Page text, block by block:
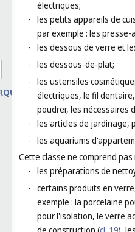
électriques;
- les petits appareils de
par exemple : les
- les dessous de verre et
- les dessous-de-plat;
- les ustensiles
électriques, le fil
poudrer, les nécessaires
- les articles de jardinage,
- les aquariums
Cette classe ne comprend
- les préparations de
- certains produits en
exemple : la porcelaine
pour l'isolation, le verre
de construction (cl. 19),